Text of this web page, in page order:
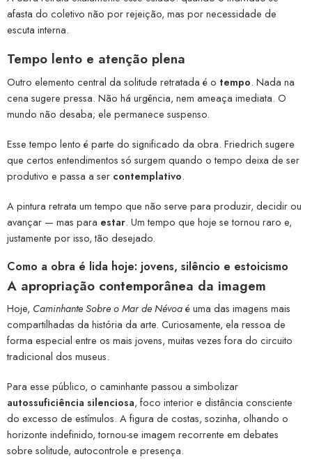
afasta do coletivo não por rejeição, mas por necessidade de
escuta interna.
Tempo lento e atenção plena
Outro elemento central da solitude retratada é o tempo. Nada na
cena sugere pressa. Não há urgência, nem ameaça imediata. O
mundo não desaba; ele permanece suspenso.
Esse tempo lento é parte do significado da obra. Friedrich sugere
que certos entendimentos só surgem quando o tempo deixa de ser
produtivo e passa a ser contemplativo.
A pintura retrata um tempo que não serve para produzir, decidir ou
avançar — mas para estar. Um tempo que hoje se tornou raro e,
justamente por isso, tão desejado.
Como a obra é lida hoje: jovens, silêncio e estoicismo
A apropriação contemporânea da imagem
Hoje, Caminhante Sobre o Mar de Névoaé uma das imagens mais
compartilhadas da história da arte. Curiosamente, ela ressoa de
forma especial entre os mais jovens, muitas vezes fora do circuito
tradicional dos museus.
Para esse público, o caminhante passou a simbolizar
autossuficiência silenciosa, foco interior e distância consciente
do excesso de estímulos. A figura de costas, sozinha, olhando o
horizonte indefinido, tornou-se imagem recorrente em debates
sobre solitude, autocontrole e presença.